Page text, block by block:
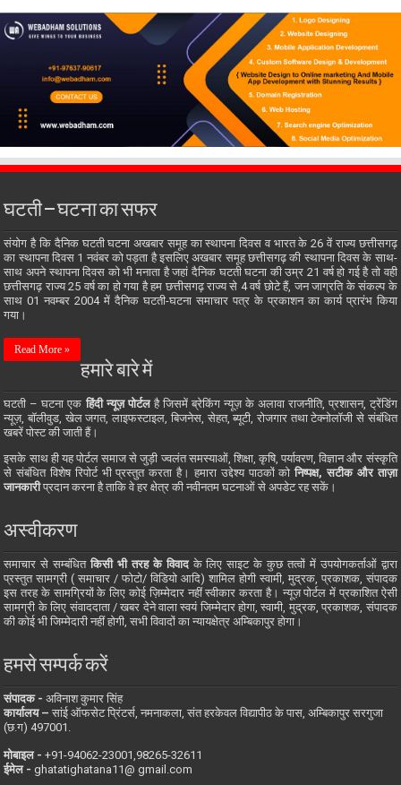
घटती – घटना का सफर
संयोग है कि दैनिक घटती घटना अखबार समूह का स्थापना दिवस व भारत के 26 वें राज्य छत्तीसगढ़
का स्थापना दिवस 1 नवंबर को पड़ता है इसलिए अखबार समूह छत्तीसगढ़ की स्थापना दिवस के साथ-
साथ अपने स्थापना दिवस को भी मनाता है जहां दैनिक घटती घटना की उम्र 21 वर्ष हो गई है तो वही
छत्तीसगढ़ राज्य 25 वर्ष का हो गया है हम छत्तीसगढ़ राज्य से 4 वर्ष छोटे हैं, जन जाग्रति के संकल्प के
साथ 01 नवम्बर 2004 में दैनिक घटती-घटना समाचार पत्र के प्रकाशन का कार्य प्रारंभ किया
गया।
Read More »
हमारे बारे में
घटती – घटना एक हिंदी न्यूज़ पोर्टलहै जिसमें ब्रेकिंग न्यूज़ के अलावा राजनीति, प्रशासन, ट्रेंडिंग
न्यूज़, बॉलीवुड, खेल जगत, लाइफस्टाइल, बिजनेस, सेहत, ब्यूटी, रोजगार तथा टेक्नोलॉजी से संबंधित
खबरें पोस्ट की जाती हैं।
इसके साथ ही यह पोर्टल समाज से जुड़ी ज्वलंत समस्याओं, शिक्षा, कृषि, पर्यावरण, विज्ञान और संस्कृति
से संबंधित विशेष रिपोर्ट भी प्रस्तुत करता है। हमारा उद्देश्य पाठकों कोनिष्पक्ष, सटीक और ताज़ा
जानकारीप्रदान करना है ताकि वे हर क्षेत्र की नवीनतम घटनाओं से अपडेट रह सकें।
अस्वीकरण
समाचार से सम्बंधितकिसी भी तरह के विवादके लिए साइट के कुछ तत्वों में उपयोगकर्ताओं द्वारा
प्रस्तुत सामग्री ( समाचार / फोटो/ विडियो आदि) शामिल होगी स्वामी, मुद्रक, प्रकाशक, संपादक
इस तरह के सामग्रियों के लिए कोई ज़िम्मेदार नहीं स्वीकार करता है। न्यूज़ पोर्टल में प्रकाशित ऐसी
सामग्री के लिए संवाददाता / खबर देने वाला स्वयं जिम्मेदार होगा, स्वामी, मुद्रक, प्रकाशक, संपादक
की कोई भी जिम्मेदारी नहीं होगी, सभी विवादों का न्यायक्षेत्र अम्बिकापुर होगा।
हमसे सम्पर्क करें
संपादक -अविनाश कुमार सिंह
कार्यालय –सांई ऑफसेट प्रिंटर्स, नमनाकला, संत हरकेवल विद्यापीठ के पास, अम्बिकापुर सरगुजा
(छ.ग) 497001.
मोबाइल - ‪+91-94062-23001‬,98265-32611
ईमेल -ghatatighatana11@ gmail.com